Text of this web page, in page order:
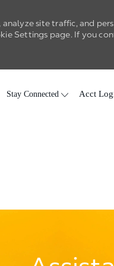
site traffic, and
Settings page. If you
Stay Connected Acct